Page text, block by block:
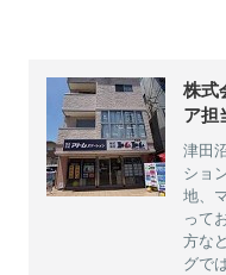
株式
ア担
津田
ショ
地、
って
方な
グで